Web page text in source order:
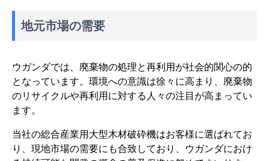
地元市場の需要
ウガンダでは、廃棄物の処理と再利用が社会的関心の的
となっています。環境への意識は徐々に高まり、廃棄物
のリサイクルや再利用に対する人々の注目が高まってい
ます。
当社の総合産業用大型木材破砕機はお客様に選ばれてお
り、現地市場の需要にも合致しており、ウガンダにおけ